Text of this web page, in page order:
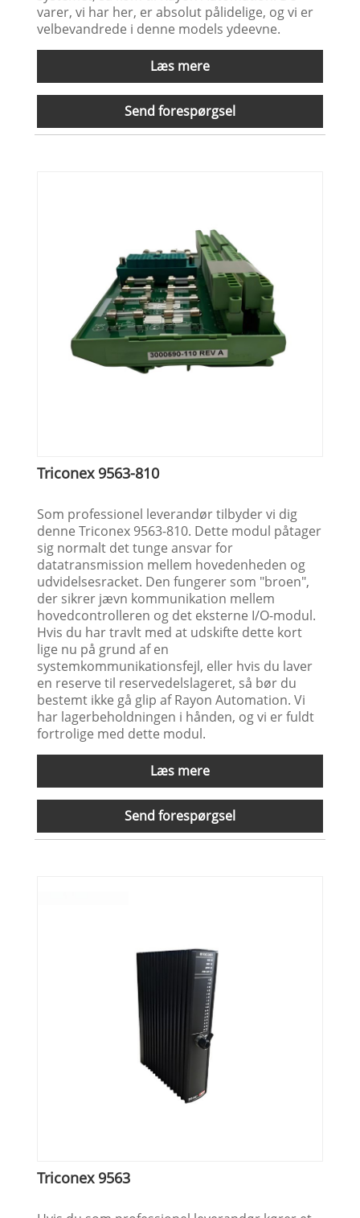
varer, vi har her, er absolut pålidelige, og vi er
velbevandrede i denne models ydeevne.
Læs mere
Send forespørgsel
Triconex 9563-810
Som professionel leverandør tilbyder vi dig
denne Triconex 9563-810. Dette modul påtager
sig normalt det tunge ansvar for
datatransmission mellem hovedenheden og
udvidelsesracket. Den fungerer som "broen",
der sikrer jævn kommunikation mellem
hovedcontrolleren og det eksterne I/O-modul.
Hvis du har travlt med at udskifte dette kort
lige nu på grund af en
systemkommunikationsfejl, eller hvis du laver
en reserve til reservedelslageret, så bør du
bestemt ikke gå glip af Rayon Automation. Vi
har lagerbeholdningen i hånden, og vi er fuldt
fortrolige med dette modul.
Læs mere
Send forespørgsel
Triconex 9563